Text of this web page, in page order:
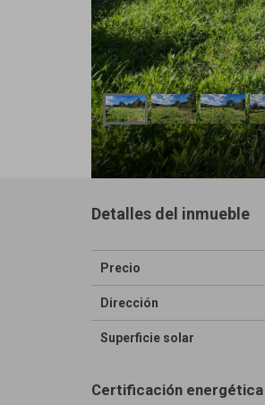
Detalles del inmueble
Precio
Dirección
Superficie solar
Certificación energética